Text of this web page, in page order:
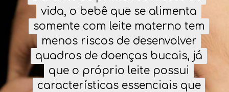
vida, o bebê que se alimenta
somente com leite materno tem
menos riscos de desenvolver
quadros de doenças bucais, já
que o próprio leite possui
características essenciais que
vida, o bebê que se alimenta
somente com leite materno tem
menos riscos de desenvolver
quadros de doenças bucais, já
que o próprio leite possui
características essenciais que